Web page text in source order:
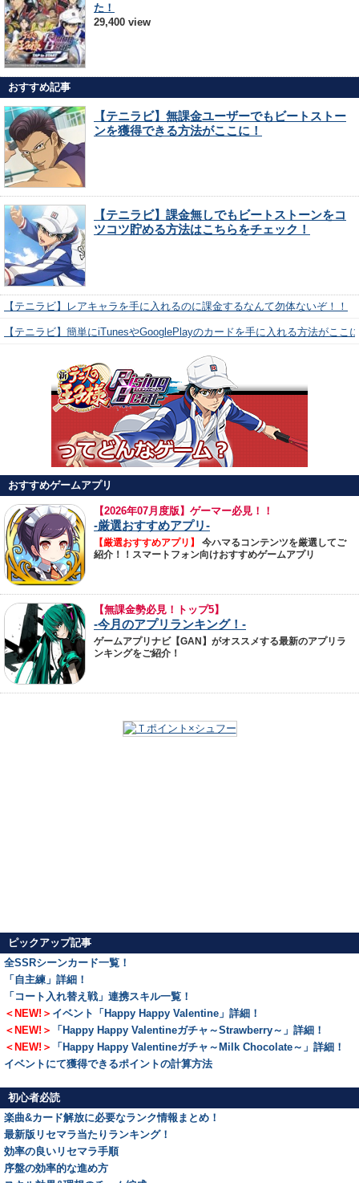
た！
29,400 view
おすすめ記事
【テニラビ】無課金ユーザーでもビートストー
ンを獲得できる方法がここに！
【テニラビ】課金無しでもビートストーンをコ
ツコツ貯める方法はこちらをチェック！
【テニラビ】レアキャラを手に入れるのに課金するなんて勿体ないぞ！！
【テニラビ】簡単にiTunesやGooglePlayのカードを手に入れる方法がここ
おすすめゲームアプリ
【2026年07月度版】ゲーマー必見！！
-厳選おすすめアプリ-
【厳選おすすめアプリ】
今ハマるコンテンツを厳選してご
紹介！！スマートフォン向けおすすめゲームアプリ
【無課金勢必見！トップ5】
-今月のアプリランキング！-
ゲームアプリナビ【GAN】がオススメする最新のアプリラ
ンキングをご紹介！
ピックアップ記事
全SSRシーンカード一覧！
「自主練」詳細！
「コート入れ替え戦」連携スキル一覧！
＜NEW!＞ イベント「Happy Happy Valentine」詳細！
＜NEW!＞
「Happy Happy Valentineガチャ～Strawberry～」詳細！
＜NEW!＞
「Happy Happy Valentineガチャ～Milk Chocolate～」詳細！
イベントにて獲得できるポイントの計算方法
初心者必読
楽曲&カード解放に必要なランク情報まとめ！
最新版リセマラ当たりランキング！
効率の良いリセマラ手順
序盤の効率的な進め方